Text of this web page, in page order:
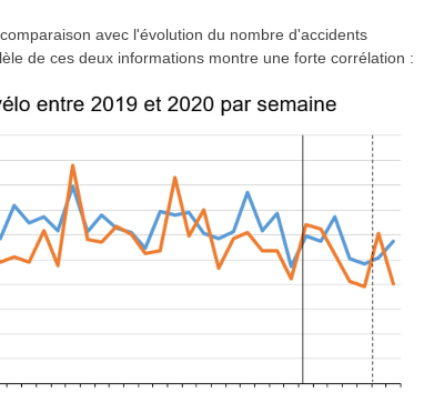
avec l'évolution du nombre d'accidents
de ces deux informations montre une forte corrélation :